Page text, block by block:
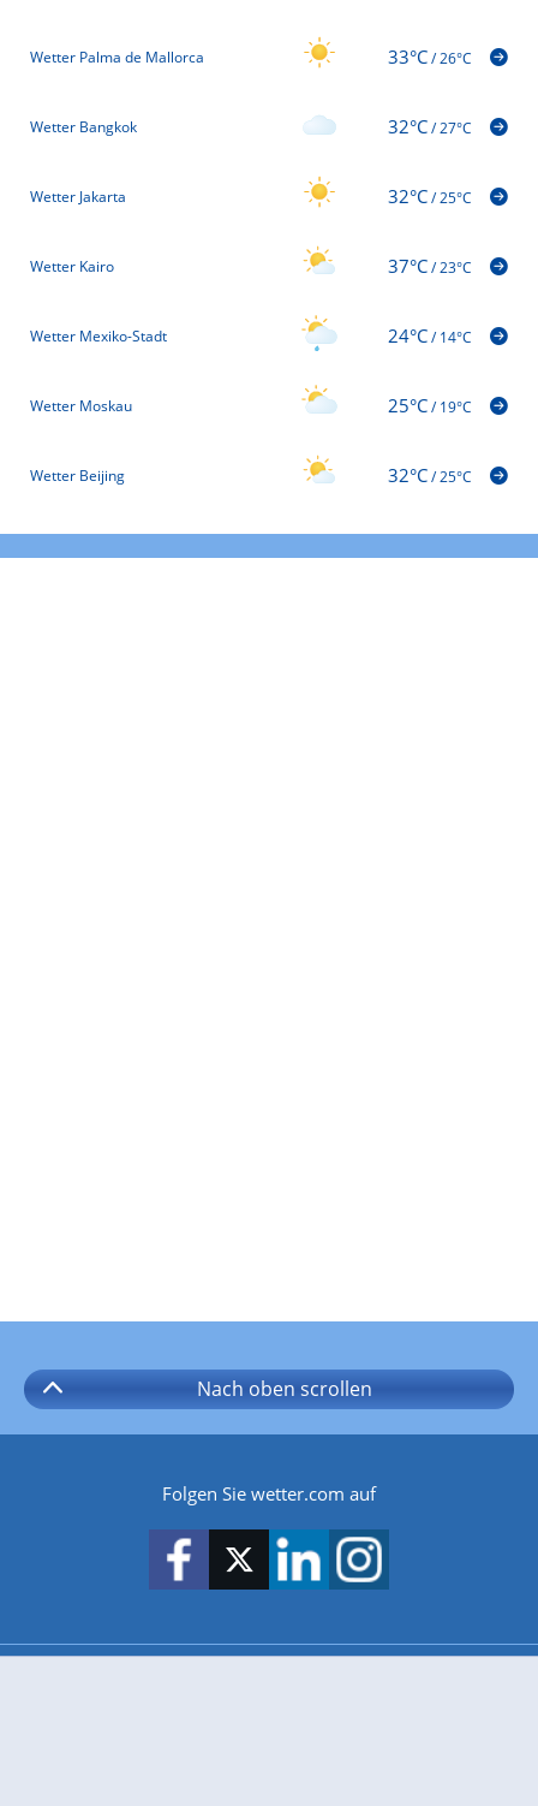
Wetter Palma de Mallorca 33°C/26°C
Wetter Bangkok 32°C/27°C
Wetter Jakarta 32°C/25°C
Wetter Kairo 37°C/23°C
Wetter Mexiko-Stadt 24°C/14°C
Wetter Moskau 25°C/19°C
Wetter Beijing 32°C/25°C
Nach oben scrollen
Folgen Sie wetter.com auf